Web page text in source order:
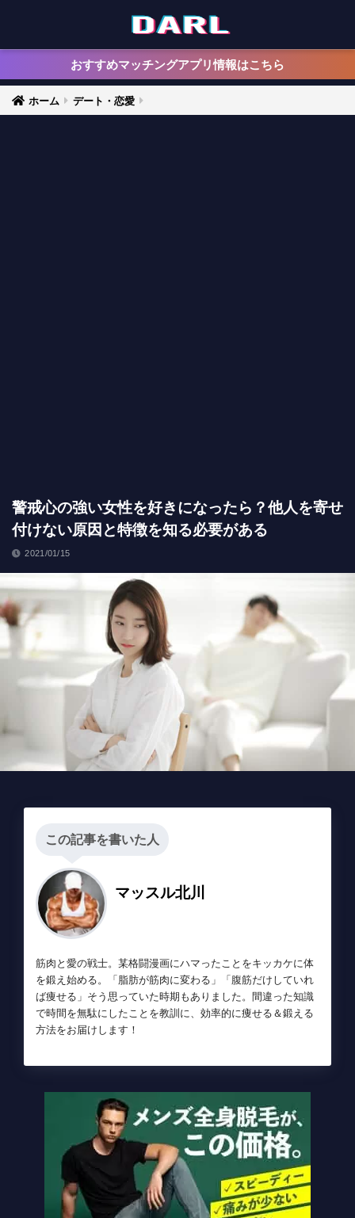
おすすめマッチングアプリ情報はこちら
ホーム デート・恋愛
警戒心の強い女性を好きになったら？他人を寄せ
付けない原因と特徴を知る必要がある
2021/01/15
この記事を書いた人
マッスル北川
筋肉と愛の戦士。某格闘漫画にハマったことをキッカケに体
を鍛え始める。「脂肪が筋肉に変わる」「腹筋だけしていれ
ば痩せる」そう思っていた時期もありました。間違った知識
で時間を無駄にしたことを教訓に、効率的に痩せる＆鍛える
方法をお届けします！